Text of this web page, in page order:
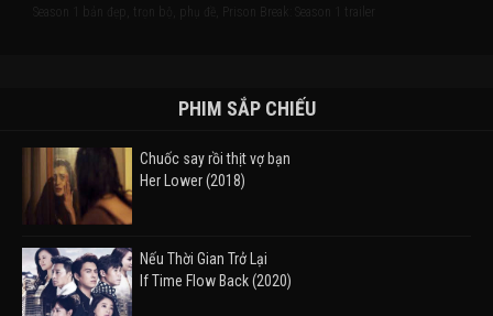
Season 1 bản đẹp, trọn bộ, phụ đề, Prison Break: Season 1 trailer
PHIM SẮP CHIẾU
Chuốc say rồi thịt vợ bạn
Her Lower (2018)
Nếu Thời Gian Trở Lại
If Time Flow Back (2020)